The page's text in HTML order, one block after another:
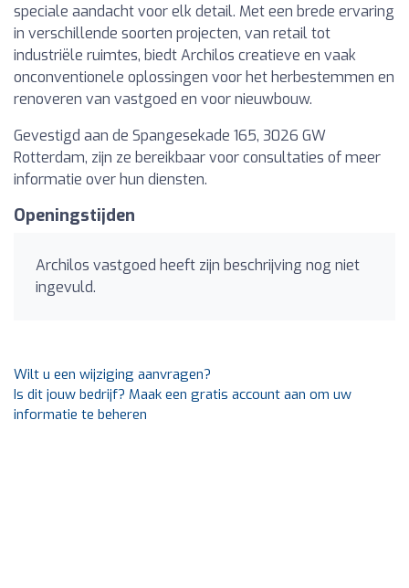
speciale aandacht voor elk detail. Met een brede ervaring
in verschillende soorten projecten, van retail tot
industriële ruimtes, biedt Archilos creatieve en vaak
onconventionele oplossingen voor het herbestemmen en
renoveren van vastgoed en voor nieuwbouw.
Gevestigd aan de Spangesekade 165, 3026 GW
Rotterdam, zijn ze bereikbaar voor consultaties of meer
informatie over hun diensten.
Openingstijden
Archilos vastgoed heeft zijn beschrijving nog niet
ingevuld.
Wilt u een wijziging aanvragen?
Is dit jouw bedrijf? Maak een gratis account aan om uw
informatie te beheren